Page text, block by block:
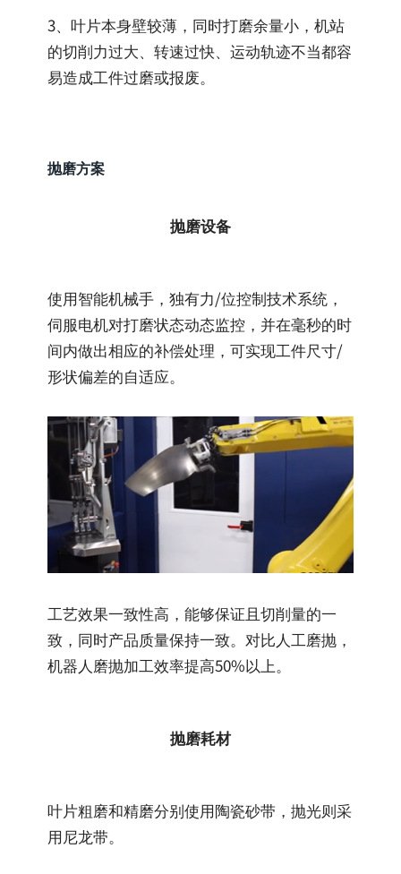
3、叶片本身壁较薄，同时打磨余量小，机站
的切削力过大、转速过快、运动轨迹不当都容
易造成工件过磨或报废。
抛磨方案
抛磨设备
使用智能机械手，独有力/位控制技术系统，
伺服电机对打磨状态动态监控，并在毫秒的时
间内做出相应的补偿处理，可实现工件尺寸/
形状偏差的自适应。
工艺效果一致性高，能够保证且切削量的一
致，同时产品质量保持一致。对比人工磨抛，
机器人磨抛加工效率提高50%以上。
抛磨耗材
叶片粗磨和精磨分别使用陶瓷砂带，抛光则采
用尼龙带。